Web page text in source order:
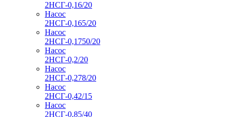
2НСГ-0,16/20
Насос
2НСГ-0,165/20
Насос
2НСГ-0,1750/20
Насос
2НСГ-0,2/20
Насос
2НСГ-0,278/20
Насос
2НСГ-0,42/15
Насос
2НСГ-0,85/40